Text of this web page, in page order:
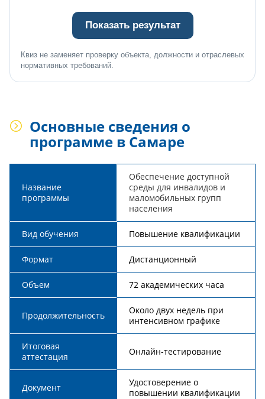
Показать результат
Квиз не заменяет проверку объекта, должности и отраслевых
нормативных требований.
Основные сведения о
программе в Самаре
Название
программы
Обеспечение доступной
среды для инвалидов и
маломобильных групп
населения
Вид обучения Повышение квалификации
Формат Дистанционный
Объем 72 академических часа
Продолжительность
Около двух недель при
интенсивном графике
Итоговая
аттестация
Онлайн-тестирование
Документ
Удостоверение о
повышении квалификации